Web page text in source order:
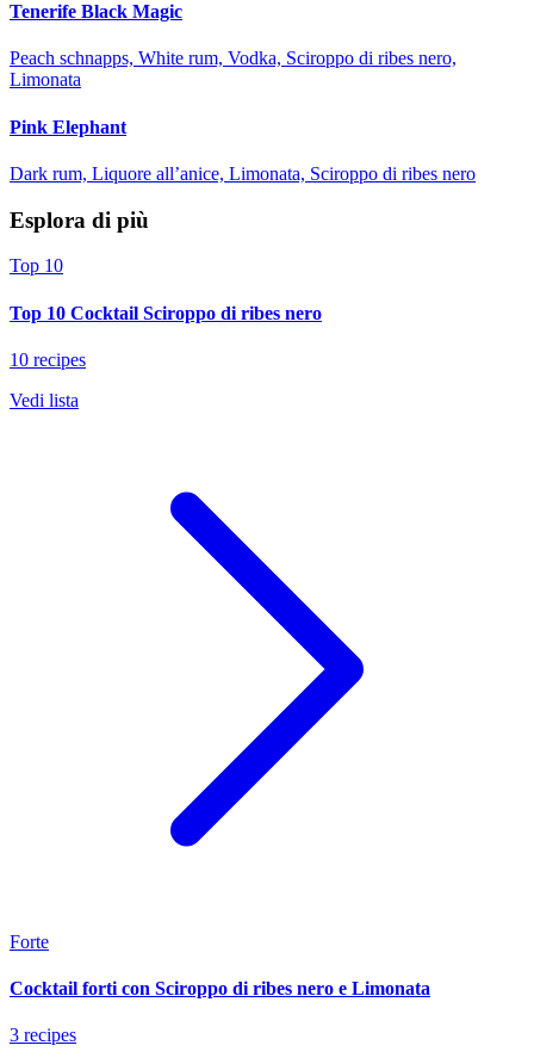
Tenerife Black Magic
Peach schnapps, White rum, Vodka, Sciroppo di ribes nero,
Limonata
Pink Elephant
Dark rum, Liquore all’anice, Limonata, Sciroppo di ribes nero
Esplora di più
Top 10
Top 10 Cocktail Sciroppo di ribes nero
10 recipes
Vedi lista
Forte
Cocktail forti con Sciroppo di ribes nero e Limonata
3 recipes